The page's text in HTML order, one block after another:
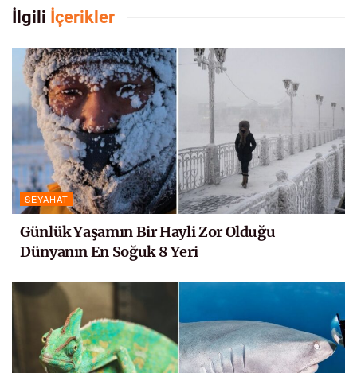
İlgili İçerikler
SEYAHAT
Günlük Yaşamın Bir Hayli Zor Olduğu
Dünyanın En Soğuk 8 Yeri